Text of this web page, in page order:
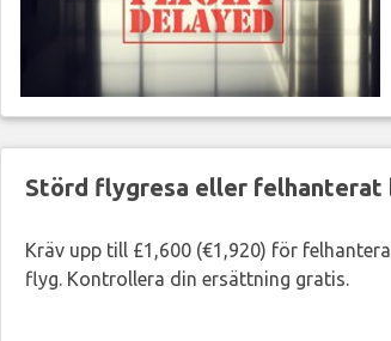
Störd flygresa eller felhanterat
Kräv upp till £1,600 (€1,920) för
flyg. Kontrollera din ersättning gratis.